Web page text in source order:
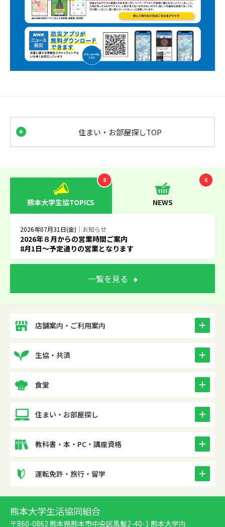
住まい・お部屋探しTOP
熊本大学生協TOPICS
8
NEWS
6
2026年07月31日(金) ｜お知らせ
2026年８月からの営業時間ご案内
8月1日～予定通りの営業となります
一覧を見る
店舗案内・ご利用案内
生協・共済
食堂
住まい・お部屋探し
教科書・本・PC・講座資格
運転免許・旅行・留学
熊本大学生活協同組合
〒860-0862 熊本県熊本市中央区黒髪2-40-1 熊本大学内